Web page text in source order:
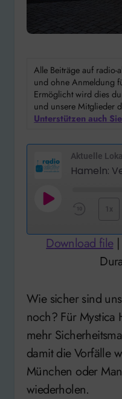
Alle Beiträge auf radio-
und ohne Anmeldung
Ermöglicht wird dies
und unsere Mitglieder
Unterstützen auch
Aktuelle
Play
10
1x
Download file|
Wie sicher sind unsere Altstädte heute
noch? Für Mystica
mehr
damit die Vorfälle
München oder
wiederholen.